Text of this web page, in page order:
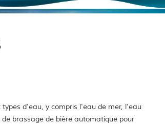
d'eau, y compris l'eau de mer, l'eau
brassage de bière automatique pour